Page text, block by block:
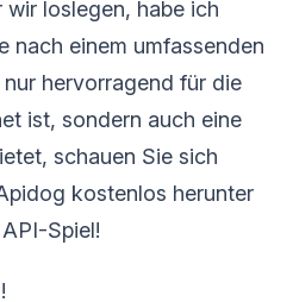
loslegen, habe ich
nach einem umfassenden
hervorragend für die
ist, sondern auch eine
schauen Sie sich
kostenlos herunter
Spiel!